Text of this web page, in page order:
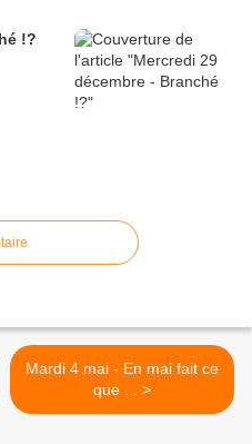
!?
Mardi 4 mai - En mai fait ce
que ... >